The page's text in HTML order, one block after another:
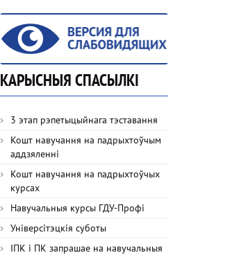
КАРЫСНЫЯ СПАСЫЛКІ
3 этап рэпетыцыйнага тэставання
Кошт навучання на падрыхтоўчым
аддзяленні
Кошт навучання на падрыхтоўчых
курсах
Навучальныя курсы ГДУ-Профі
Універсітэцкія суботы
ІПК і ПК запрашае на навучальныя